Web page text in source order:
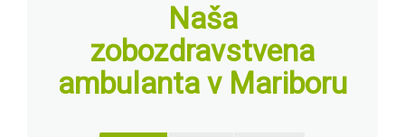
Naša
zobozdravstvena
ambulanta v Mariboru